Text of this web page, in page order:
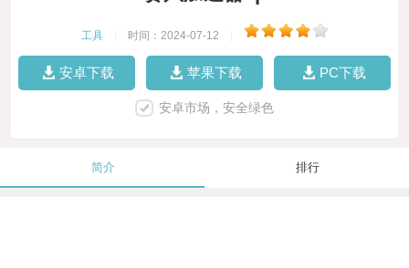
工具 时间：2024-07-12
安卓下载 苹果下载 PC下载
安卓市场，安全绿色
简介 排行